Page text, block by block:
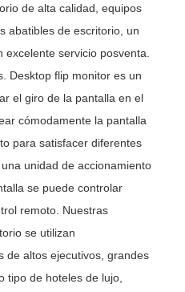
de alta calidad, equipos
abatibles de escritorio, un
servicio posventa.
Desktop flip monitor es un
el giro de la pantalla en el
cómodamente la pantalla
para satisfacer diferentes
unidad de accionamiento
se puede controlar
remoto. Nuestras
se utilizan
de altos ejecutivos, grandes
tipo de hoteles de lujo,